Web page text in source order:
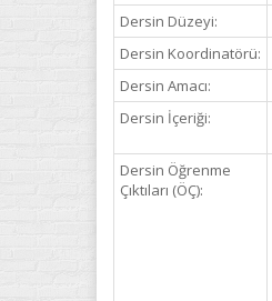
Dersin Düzeyi:
Dersin Koordinatörü:
Dersin Amacı:
Dersin İçeriği:
Dersin Öğrenme
Çıktıları (ÖÇ):